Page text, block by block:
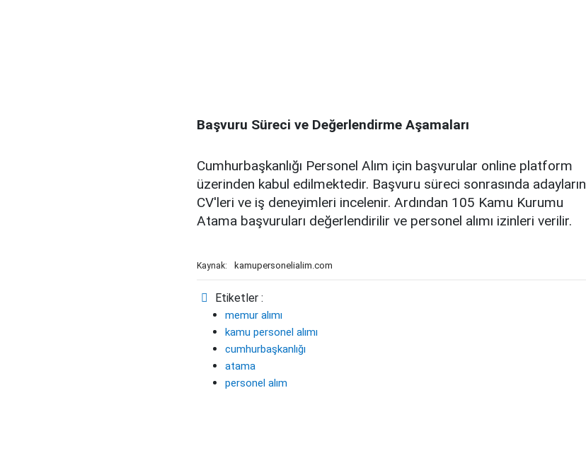
Başvuru Süreci ve Değerlendirme Aşamaları
Cumhurbaşkanlığı Personel Alım için başvurular online platform
üzerinden kabul edilmektedir. Başvuru süreci sonrasında adayların
CV'leri ve iş deneyimleri incelenir. Ardından 105 Kamu Kurumu
Atama başvuruları değerlendirilir ve personel alımı izinleri verilir.
Kaynak: kamupersonelialim.com
Etiketler :
memur alımı
kamu personel alımı
cumhurbaşkanlığı
atama
personel alım